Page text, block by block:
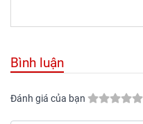
Bình luận
Đánh giá của bạn